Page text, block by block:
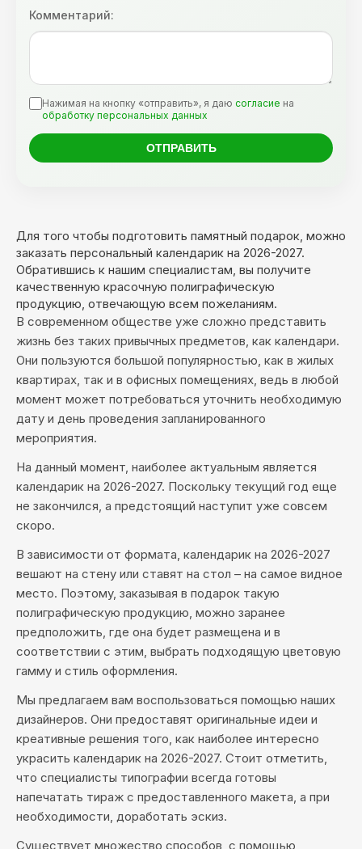
Комментарий:
Нажимая на кнопку «отправить», я даю согласие на
обработку персональных данных
Для того чтобы подготовить памятный подарок, можно
заказать персональный календарик на 2026-2027.
Обратившись к нашим специалистам, вы получите
качественную красочную полиграфическую
продукцию, отвечающую всем пожеланиям.
В современном обществе уже сложно представить
жизнь без таких привычных предметов, как календари.
Они пользуются большой популярностью, как в жилых
квартирах, так и в офисных помещениях, ведь в любой
момент может потребоваться уточнить необходимую
дату и день проведения запланированного
мероприятия.
На данный момент, наиболее актуальным является
календарик на 2026-2027. Поскольку текущий год еще
не закончился, а предстоящий наступит уже совсем
скоро.
В зависимости от формата, календарик на 2026-2027
вешают на стену или ставят на стол – на самое видное
место. Поэтому, заказывая в подарок такую
полиграфическую продукцию, можно заранее
предположить, где она будет размещена и в
соответствии с этим, выбрать подходящую цветовую
гамму и стиль оформления.
Мы предлагаем вам воспользоваться помощью наших
дизайнеров. Они предоставят оригинальные идеи и
креативные решения того, как наиболее интересно
украсить календарик на 2026-2027. Стоит отметить,
что специалисты типографии всегда готовы
напечатать тираж с предоставленного макета, а при
необходимости, доработать эскиз.
Существует множество способов, с помощью